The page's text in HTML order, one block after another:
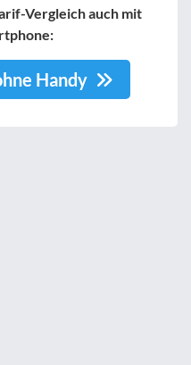
Vergleich auch mit
Handy